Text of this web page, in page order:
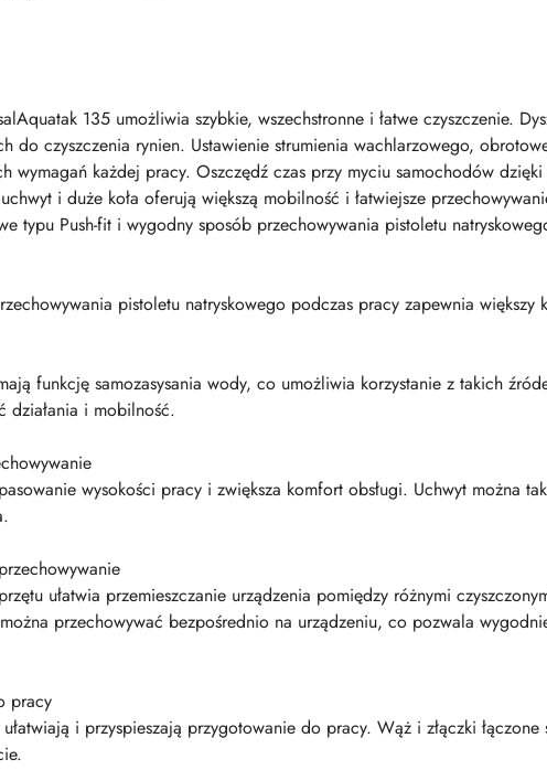
135 umożliwia szybkie, wszechstronne i łatwe czyszczenie.
do czyszczenia rynien. Ustawienie strumienia wachlarzowego,
wymagań każdej pracy. Oszczędź czas przy myciu samochodów
i duże koła oferują większą mobilność i łatwiejsze
typu Push-fit i wygodny sposób przechowywania pistoletu
pistoletu natryskowego podczas pracy zapewnia większy
funkcję samozasysania wody, co umożliwia korzystanie z takich
działania i mobilność.
wysokości pracy i zwiększa komfort obsługi. Uchwyt można
ułatwia przemieszczanie urządzenia pomiędzy różnymi
przechowywać bezpośrednio na urządzeniu, co pozwala
pracy
i przyspieszają przygotowanie do pracy. Wąż i złączki